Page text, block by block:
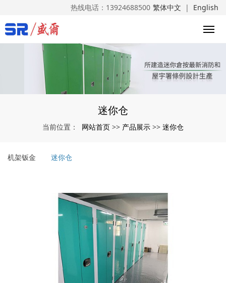
热线电话： 13924688500 繁体中文 | English
迷你仓
当前位置： 网站首页 >> 产品展示 >> 迷你仓
机架钣金 迷你仓